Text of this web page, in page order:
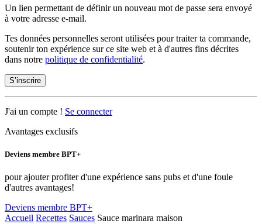
Un lien permettant de définir un nouveau mot de passe sera envoyé
à votre adresse e-mail.
Tes données personnelles seront utilisées pour traiter ta commande,
soutenir ton expérience sur ce site web et à d'autres fins décrites
dans notre politique de confidentialité.
S’inscrire
J'ai un compte ! Se connecter
Avantages exclusifs
Deviens membre BPT+
pour ajouter profiter d'une expérience sans pubs et d'une foule
d'autres avantages!
Deviens membre BPT+
Accueil Recettes Sauces Sauce marinara maison